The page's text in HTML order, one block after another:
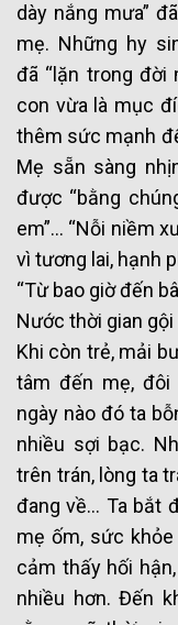
dày nắng mưa”
mẹ. Những hy
đã “lặn trong đời
con vừa là mục
thêm sức mạnh
Mẹ sẵn sàng
được “bằng
em”… “Nỗi niềm
vì tương lai, hạnh
“Từ bao giờ đến
Nước thời gian gội
Khi còn trẻ, mải
tâm đến mẹ,
ngày nào đó ta
nhiều sợi bạc.
trên trán, lòng ta
đang về… Ta bắt
mẹ ốm, sức
cảm thấy hối
nhiều hơn. Đến